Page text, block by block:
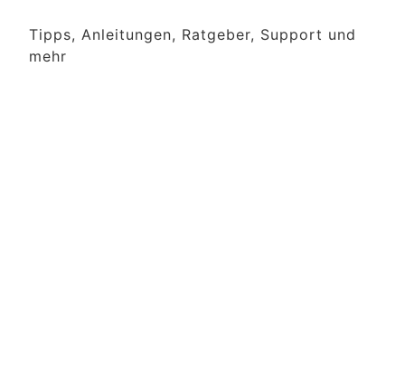
Tipps, Anleitungen, Ratgeber, Support und
mehr